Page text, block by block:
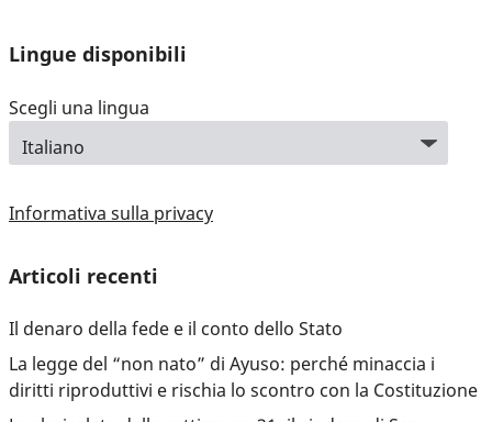
Lingue disponibili
Scegli una lingua
Informativa sulla privacy
Articoli recenti
Il denaro della fede e il conto dello Stato
La legge del “non nato” di Ayuso: perché minaccia i
diritti riproduttivi e rischia lo scontro con la Costituzione